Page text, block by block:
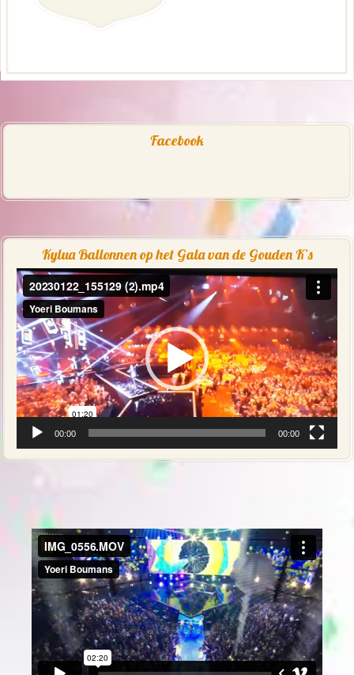
Facebook
Kylua Ballonnen op het Gala van de Gouden K’s
Videospeler
00:00 00:00